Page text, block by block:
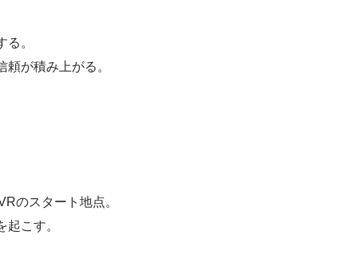
。
が積み上がる。
のスタート地点。
こす。